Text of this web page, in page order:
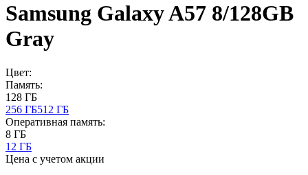
Samsung Galaxy A57 8/128GB
Gray
Цвет:
Память:
128 ГБ
256 ГБ512 ГБ
Оперативная память:
8 ГБ
12 ГБ
Цена с учетом акции